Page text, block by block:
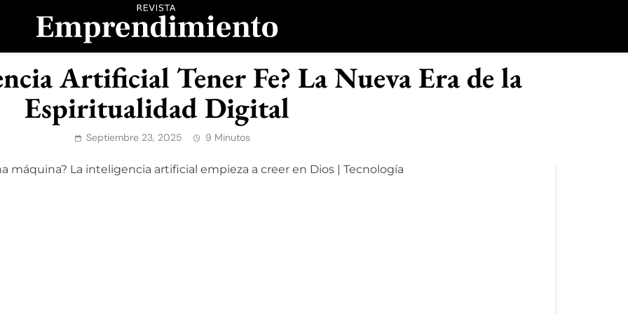
Emprendimiento
Artificial Tener Fe? La Nueva Era de la
Espiritualidad Digital
Septiembre 23, 2025 9 Minutos